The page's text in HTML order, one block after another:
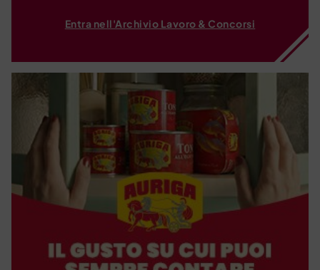
Entra nell'Archivio Lavoro & Concorsi